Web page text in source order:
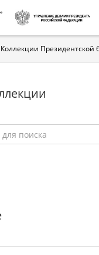
Коллекции Президентской